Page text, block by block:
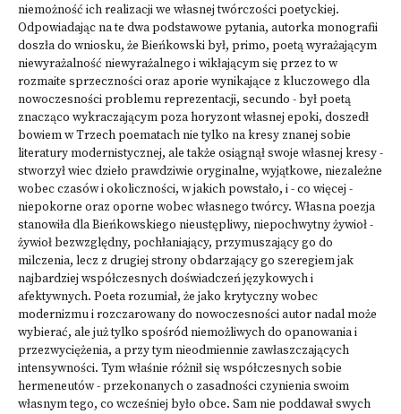
niemożność ich realizacji we własnej twórczości poetyckiej.
Odpowiadając na te dwa podstawowe pytania, autorka monografii
doszła do wniosku, że Bieńkowski był, primo, poetą wyrażającym
niewyrażalność niewyrażalnego i wikłającym się przez to w
rozmaite sprzeczności oraz aporie wynikające z kluczowego dla
nowoczesności problemu reprezentacji, secundo - był poetą
znacząco wykraczającym poza horyzont własnej epoki, doszedł
bowiem w Trzech poematach nie tylko na kresy znanej sobie
literatury modernistycznej, ale także osiągnął swoje własnej kresy -
stworzył wiec dzieło prawdziwie oryginalne, wyjątkowe, niezależne
wobec czasów i okoliczności, w jakich powstało, i - co więcej -
niepokorne oraz oporne wobec własnego twórcy. Własna poezja
stanowiła dla Bieńkowskiego nieustępliwy, niepochwytny żywioł -
żywioł bezwzględny, pochłaniający, przymuszający go do
milczenia, lecz z drugiej strony obdarzający go szeregiem jak
najbardziej współczesnych doświadczeń językowych i
afektywnych. Poeta rozumiał, że jako krytyczny wobec
modernizmu i rozczarowany do nowoczesności autor nadal może
wybierać, ale już tylko spośród niemożliwych do opanowania i
przezwyciężenia, a przy tym nieodmiennie zawłaszczających
intensywności. Tym właśnie różnił się współczesnych sobie
hermeneutów - przekonanych o zasadności czynienia swoim
własnym tego, co wcześniej było obce. Sam nie poddawał swych